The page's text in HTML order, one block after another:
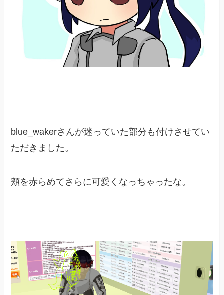
blue_wakerさんが迷っていた部分も付けさせてい
ただきました。
頬を赤らめてさらに可愛くなっちゃったな。